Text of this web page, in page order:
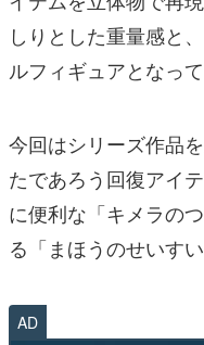
しりとした重量感と
ルフィギュアとなって
今回はシリーズ作品
たであろう回復アイ
に便利な「キメラの
る「まほうのせいす
AD